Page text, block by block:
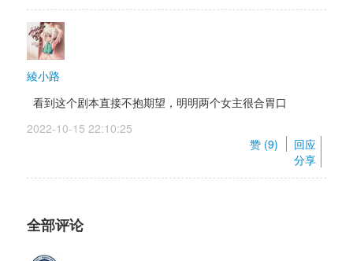
綾小路
看到这个剧本直接不抱期望，明明两个女主很合胃口
2022-10-15 22:10:25
赞 (9)
回应
分享
全部评论